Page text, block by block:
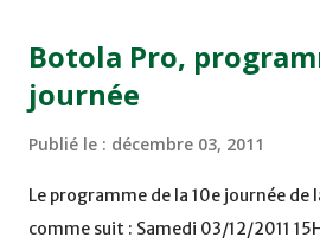
Botola Pro,
journée
Publié le : décembre 03, 2011
Le programme de la 10e journée de
comme suit : Samedi 03/12/2011